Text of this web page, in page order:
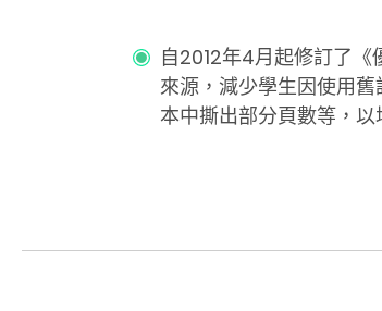
自2012年4月起修訂了
來源，減少學生因使用
本中撕出部分頁數等，以